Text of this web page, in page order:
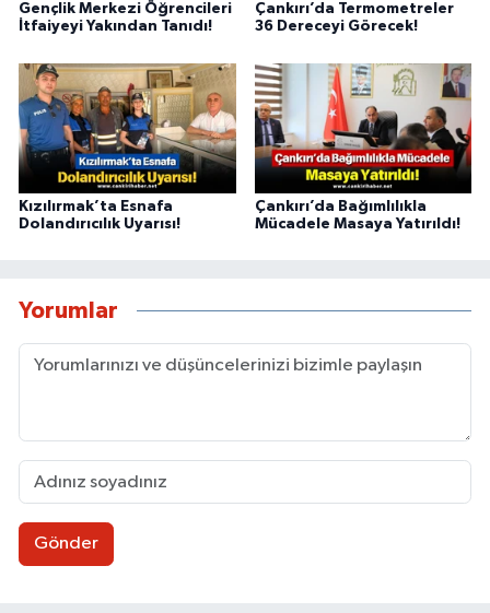
Gençlik Merkezi Öğrencileri
İtfaiyeyi Yakından Tanıdı!
Çankırı’da Termometreler
36 Dereceyi Görecek!
Kızılırmak’ta Esnafa
Dolandırıcılık Uyarısı!
Çankırı’da Bağımlılıkla
Mücadele Masaya Yatırıldı!
Yorumlar
Gönder